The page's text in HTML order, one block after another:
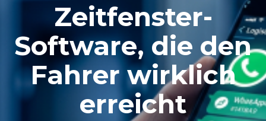
Zeitfenster-
Software, die den
Fahrer wirklich
erreicht